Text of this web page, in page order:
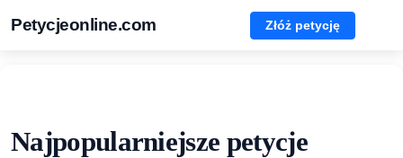
Petycjeonline.com Złóż petycję
Najpopularniejsze petycje